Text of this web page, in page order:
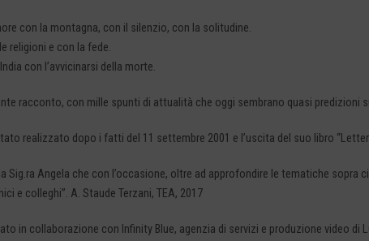
con la montagna, con il silenzio, con la solitudine.
religioni e con la fede.
con l’avvicinarsi della morte.
racconto, con mille spunti di attualità che oggi sembrano quasi predizioni
realizzato dopo i fatti del 11 settembre 2001 e l’uscita del suo libro
Sig.ra Angela che con l’occasione, oltre ad approfondire le tematiche
e colleghi”. A. Staude Terzani, TEA, 2017
in collaborazione con Infinity Blue, agenzia di servizi e produzione video